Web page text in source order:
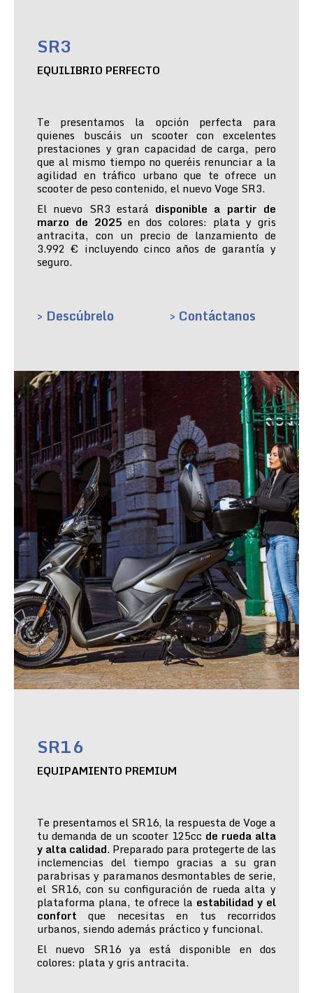
SR3
EQUILIBRIO PERFECTO
Te presentamos la opción perfecta para
quienes buscáis un scooter con excelentes
prestaciones y gran capacidad de carga, pero
que al mismo tiempo no queréis renunciar a la
agilidad en tráfico urbano que te ofrece un
scooter de peso contenido, el nuevo Voge SR3.
El nuevo SR3 estará disponible a partir de
marzo de 2025 en dos colores: plata y gris
antracita, con un precio de lanzamiento de
3.992 € incluyendo cinco años de garantía y
seguro.
> Descúbrelo > Contáctanos
SR16
EQUIPAMIENTO PREMIUM
Te presentamos el SR16, la respuesta de Voge a
tu demanda de un scooter 125cc de rueda alta
y alta calidad. Preparado para protegerte de las
inclemencias del tiempo gracias a su gran
parabrisas y paramanos desmontables de serie,
el SR16, con su configuración de rueda alta y
plataforma plana, te ofrece la estabilidad y el
confort que necesitas en tus recorridos
urbanos, siendo además práctico y funcional.
El nuevo SR16 ya está disponible en dos
colores: plata y gris antracita.